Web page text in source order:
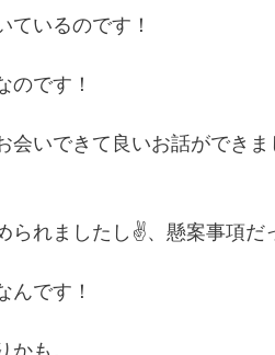
ているのです！
のです！
会いできて良いお話ができ
られましたし✌、懸案事項だ
んです！
かも。